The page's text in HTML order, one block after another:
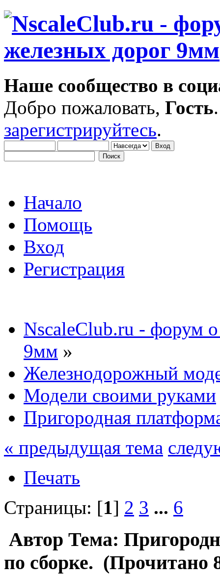
Наше сообщество в
Добро пожаловать, Гость
зарегистрируйтесь.
Начало
Помощь
Вход
Регистрация
NscaleClub.ru - форум
9мм »
Железнодорожный
Модели своими руками
Пригородная
« предыдущая тема
Печать
Страницы: [1] 2 3 ... 6
Автор Тема:
по сборке. (Прочитано